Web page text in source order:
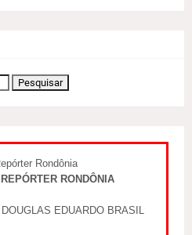
RONDÔNIA
EDUARDO BRASIL